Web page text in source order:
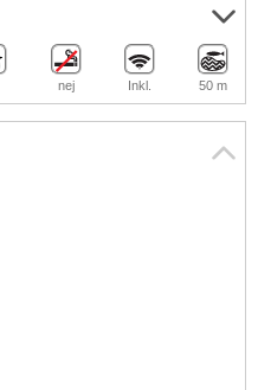
nej Inkl. 50 m